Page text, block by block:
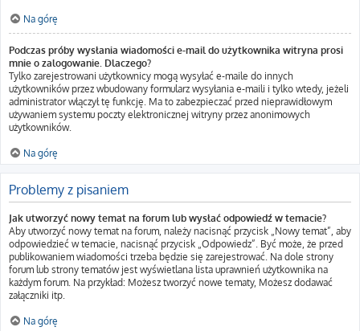
Na górę
Podczas próby wysłania wiadomości e-mail do użytkownika witryna prosi
mnie o zalogowanie. Dlaczego?
Tylko zarejestrowani użytkownicy mogą wysyłać e-maile do innych
użytkowników przez wbudowany formularz wysyłania e-maili i tylko wtedy, jeżeli
administrator włączył tę funkcję. Ma to zabezpieczać przed nieprawidłowym
używaniem systemu poczty elektronicznej witryny przez anonimowych
użytkowników.
Na górę
Problemy z pisaniem
Jak utworzyć nowy temat na forum lub wysłać odpowiedź w temacie?
Aby utworzyć nowy temat na forum, należy nacisnąć przycisk „Nowy temat”, aby
odpowiedzieć w temacie, nacisnąć przycisk „Odpowiedz”. Być może, że przed
publikowaniem wiadomości trzeba będzie się zarejestrować. Na dole strony
forum lub strony tematów jest wyświetlana lista uprawnień użytkownika na
każdym forum. Na przykład: Możesz tworzyć nowe tematy, Możesz dodawać
załączniki itp.
Na górę